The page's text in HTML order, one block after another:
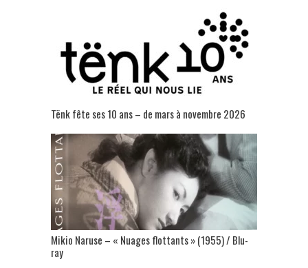
Tënk fête ses 10 ans – de mars à novembre 2026
Mikio Naruse – « Nuages flottants » (1955) / Blu-
ray